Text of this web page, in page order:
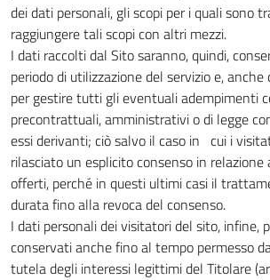
dei dati personali, gli scopi per i quali sono
raggiungere tali scopi con altri mezzi.
I dati raccolti dal Sito saranno, quindi,
periodo di utilizzazione del servizio e, anche
per gestire tutti gli eventuali adempimenti
precontrattuali, amministrativi o di legge
essi derivanti; ciò salvo il caso in cui i
rilasciato un esplicito consenso in relazione
offerti, perché in questi ultimi casi il
durata fino alla revoca del consenso.
I dati personali dei visitatori del sito, infine,
conservati anche fino al tempo permesso
tutela degli interessi legittimi del Titolare